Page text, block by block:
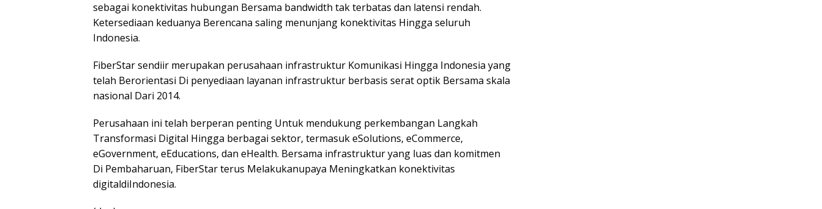
sebagai konektivitas hubungan Bersama bandwidth tak terbatas dan latensi rendah.
Ketersediaan keduanya Berencana saling menunjang konektivitas Hingga seluruh
Indonesia.
FiberStar sendiir merupakan perusahaan infrastruktur Komunikasi Hingga Indonesia yang
telah Berorientasi Di penyediaan layanan infrastruktur berbasis serat optik Bersama skala
nasional Dari 2014.
Perusahaan ini telah berperan penting Untuk mendukung perkembangan Langkah
Transformasi Digital Hingga berbagai sektor, termasuk eSolutions, eCommerce,
eGovernment, eEducations, dan eHealth. Bersama infrastruktur yang luas dan komitmen
Di Pembaharuan, FiberStar terus Melakukanupaya Meningkatkan konektivitas
digitaldiIndonesia.